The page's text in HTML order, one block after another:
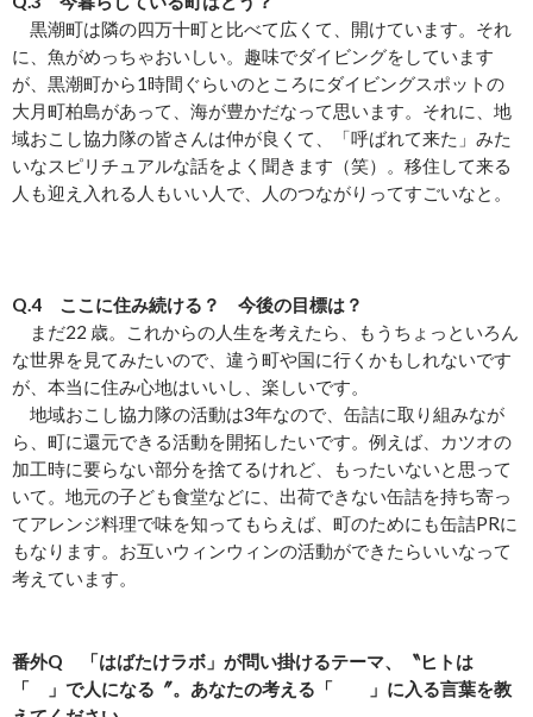
黒潮町は隣の四万十町と比べて広くて、開けています。それ
に、魚がめっちゃおいしい。趣味でダイビングをしています
が、黒潮町から1時間ぐらいのところにダイビングスポットの
大月町柏島があって、海が豊かだなって思います。それに、地
域おこし協力隊の皆さんは仲が良くて、「呼ばれて来た」みた
いなスピリチュアルな話をよく聞きます（笑）。移住して来る
人も迎え入れる人もいい人で、人のつながりってすごいなと。
Q.4 ここに住み続ける？ 今後の目標は？
まだ22 歳。これからの人生を考えたら、もうちょっといろん
な世界を見てみたいので、違う町や国に行くかもしれないです
が、本当に住み心地はいいし、楽しいです。
地域おこし協力隊の活動は3年なので、缶詰に取り組みなが
ら、町に還元できる活動を開拓したいです。例えば、カツオの
加工時に要らない部分を捨てるけれど、もったいないと思って
いて。地元の子ども食堂などに、出荷できない缶詰を持ち寄っ
てアレンジ料理で味を知ってもらえば、町のためにも缶詰PRに
もなります。お互いウィンウィンの活動ができたらいいなって
考えています。
番外Q 「はばたけラボ」が問い掛けるテーマ、〝ヒトは
「 」で人になる〞。あなたの考える「 」に入る言葉を教